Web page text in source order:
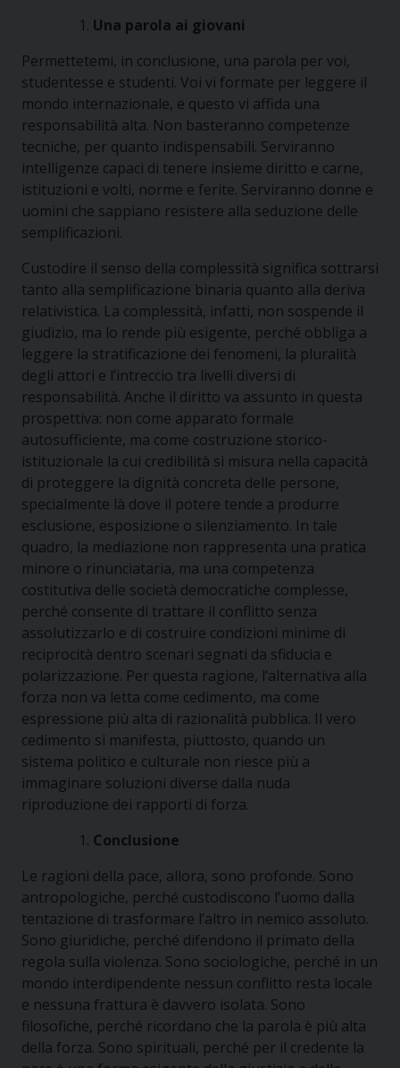
Una parola ai giovani
Permettetemi, in conclusione, una parola per voi,
studentesse e studenti. Voi vi formate per leggere il
mondo internazionale, e questo vi affida una
responsabilità alta. Non basteranno competenze
tecniche, per quanto indispensabili. Serviranno
intelligenze capaci di tenere insieme diritto e carne,
istituzioni e volti, norme e ferite. Serviranno donne e
uomini che sappiano resistere alla seduzione delle
semplificazioni.
Custodire il senso della complessità significa sottrarsi
tanto alla semplificazione binaria quanto alla deriva
relativistica. La complessità, infatti, non sospende il
giudizio, ma lo rende più esigente, perché obbliga a
leggere la stratificazione dei fenomeni, la pluralità
degli attori e l’intreccio tra livelli diversi di
responsabilità. Anche il diritto va assunto in questa
prospettiva: non come apparato formale
autosufficiente, ma come costruzione storico-
istituzionale la cui credibilità si misura nella capacità
di proteggere la dignità concreta delle persone,
specialmente là dove il potere tende a produrre
esclusione, esposizione o silenziamento. In tale
quadro, la mediazione non rappresenta una pratica
minore o rinunciataria, ma una competenza
costitutiva delle società democratiche complesse,
perché consente di trattare il conflitto senza
assolutizzarlo e di costruire condizioni minime di
reciprocità dentro scenari segnati da sfiducia e
polarizzazione. Per questa ragione, l’alternativa alla
forza non va letta come cedimento, ma come
espressione più alta di razionalità pubblica. Il vero
cedimento si manifesta, piuttosto, quando un
sistema politico e culturale non riesce più a
immaginare soluzioni diverse dalla nuda
riproduzione dei rapporti di forza.
Conclusione
Le ragioni della pace, allora, sono profonde. Sono
antropologiche, perché custodiscono l’uomo dalla
tentazione di trasformare l’altro in nemico assoluto.
Sono giuridiche, perché difendono il primato della
regola sulla violenza. Sono sociologiche, perché in un
mondo interdipendente nessun conflitto resta locale
e nessuna frattura è davvero isolata. Sono
filosofiche, perché ricordano che la parola è più alta
della forza. Sono spirituali, perché per il credente la